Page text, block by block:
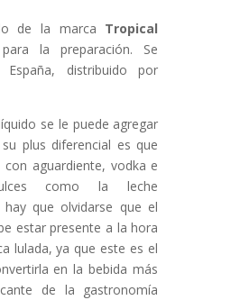
de la marca Tropical
la preparación. Se
España, distribuido por
se le puede agregar
plus diferencial es que
con aguardiente, vodka e
como la leche
hay que olvidarse que el
estar presente a la hora
lulada, ya que este es el
en la bebida más
de la gastronomía